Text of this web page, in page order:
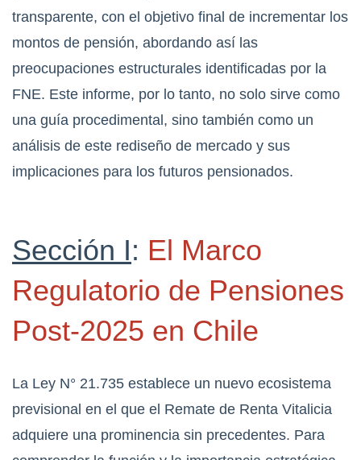
transparente, con el objetivo final de incrementar los
montos de pensión, abordando así las
preocupaciones estructurales identificadas por la
FNE. Este informe, por lo tanto, no solo sirve como
una guía procedimental, sino también como un
análisis de este rediseño de mercado y sus
implicaciones para los futuros pensionados.
Sección I: El Marco
Regulatorio de Pensiones
Post-2025 en Chile
La Ley N° 21.735 establece un nuevo ecosistema
previsional en el que el Remate de Renta Vitalicia
adquiere una prominencia sin precedentes. Para